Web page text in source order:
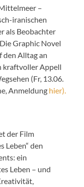
–
iranischen
als Beobachter
Graphic Novel
den Alltag an
kraftvoller Appell
(Fr, 13.06.
Anmeldung hier).
der Film
Leben“ den
ein
Leben – und